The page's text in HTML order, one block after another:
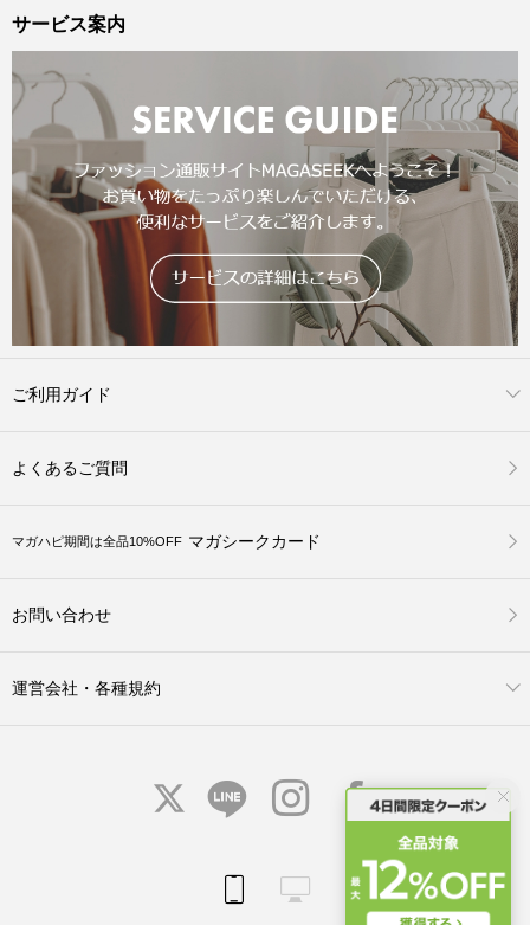
サービス案内
ご利用ガイド
よくあるご質問
マガハピ期間は全品10%OFF マガシークカード
お問い合わせ
運営会社・各種規約